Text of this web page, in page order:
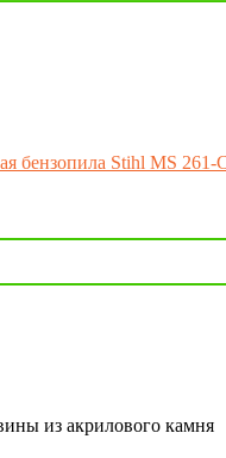
бензопила Stihl MS
из акрилового камня